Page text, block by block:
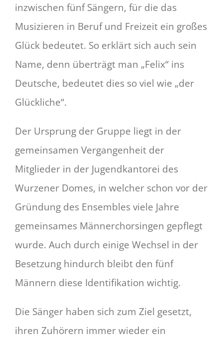
inzwischen fünf Sängern, für die das
Musizieren in Beruf und Freizeit ein großes
Glück bedeutet. So erklärt sich auch sein
Name, denn überträgt man „Felix“ ins
Deutsche, bedeutet dies so viel wie „der
Glückliche“.
Der Ursprung der Gruppe liegt in der
gemeinsamen Vergangenheit der
Mitglieder in der Jugendkantorei des
Wurzener Domes, in welcher schon vor der
Gründung des Ensembles viele Jahre
gemeinsames Männerchorsingen gepflegt
wurde. Auch durch einige Wechsel in der
Besetzung hindurch bleibt den fünf
Männern diese Identifikation wichtig.
Die Sänger haben sich zum Ziel gesetzt,
ihren Zuhörern immer wieder ein